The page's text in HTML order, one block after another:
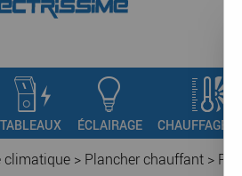
TABLEAUX ÉCLAIRAGE CHAUFFAGE -
climatique > Plancher chauffant >